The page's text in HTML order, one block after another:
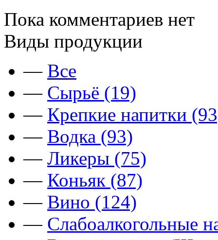
Пока комментариев нет
Виды продукции
— Все
— Сырьё (19)
— Крепкие напитки
— Водка (93)
— Ликеры (75)
— Коньяк (87)
— Вино (124)
— Слабоалкогольные